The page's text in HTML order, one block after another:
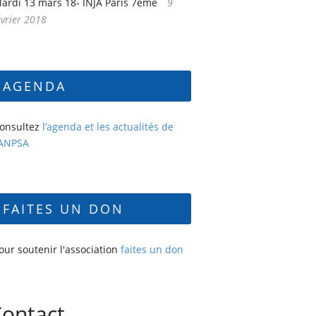
13 mars 18- INJA Paris 7ème
9
2018
AGENDA
l’agenda et les actualités de
FAITES UN DON
soutenir l'association faites un don